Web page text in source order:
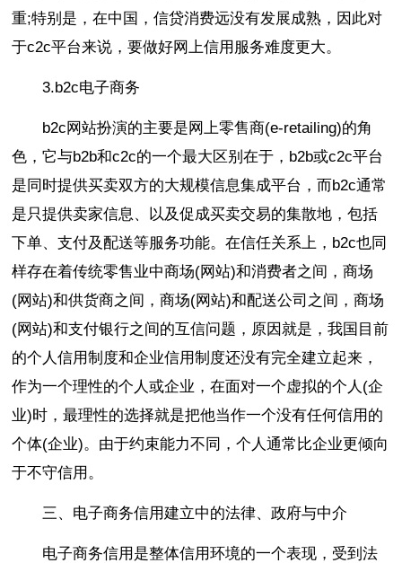
重;特别是，在中国，信贷消费远没有发展成熟，因此对
于c2c平台来说，要做好网上信用服务难度更大。
3.b2c电子商务
b2c网站扮演的主要是网上零售商(e-retailing)的角
色，它与b2b和c2c的一个最大区别在于，b2b或c2c平台
是同时提供买卖双方的大规模信息集成平台，而b2c通常
是只提供卖家信息、以及促成买卖交易的集散地，包括
下单、支付及配送等服务功能。在信任关系上，b2c也同
样存在着传统零售业中商场(网站)和消费者之间，商场
(网站)和供货商之间，商场(网站)和配送公司之间，商场
(网站)和支付银行之间的互信问题，原因就是，我国目前
的个人信用制度和企业信用制度还没有完全建立起来，
作为一个理性的个人或企业，在面对一个虚拟的个人(企
业)时，最理性的选择就是把他当作一个没有任何信用的
个体(企业)。由于约束能力不同，个人通常比企业更倾向
于不守信用。
三、电子商务信用建立中的法律、政府与中介
电子商务信用是整体信用环境的一个表现，受到法